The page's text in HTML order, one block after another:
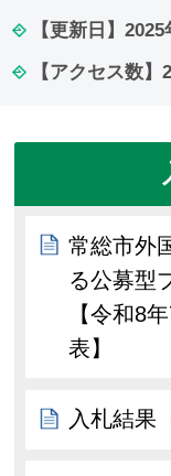
【更新日】 2025
【アクセス数】
常総市外
る公募型
【令和8
表】
入札結果